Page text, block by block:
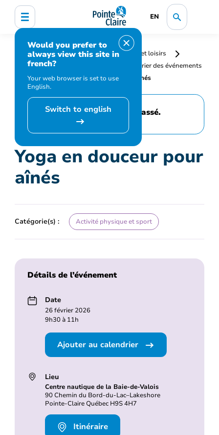
EN
Would you prefer to
always view this site in
french?
Your web browser is set to use
English.
Switch to english
Accueil
Bibliothèque, culture, sports et loisirs
Programmation et inscription
Calendrier des événements
et activités
Yoga en douceur pour aînés
Cet événement est passé.
Yoga en douceur pour
aînés
Catégorie(s) : Activité physique et sport
Détails de l’événement
Date
26 février 2026
9h30 à 11h
Ajouter au calendrier
Lieu
Centre nautique de la Baie-de-Valois
90 Chemin du Bord-du-Lac–Lakeshore
Pointe-Claire Québec H9S 4H7
Itinéraire